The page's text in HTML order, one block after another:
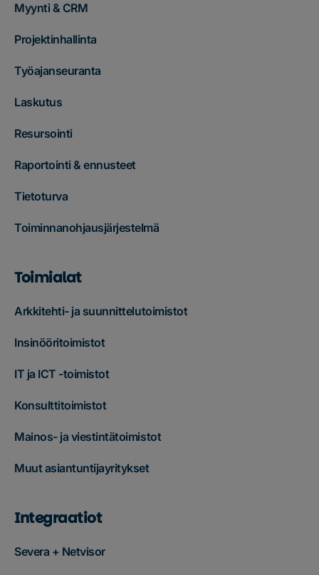
Myynti & CRM
Projektinhallinta
Työajanseuranta
Laskutus
Resursointi
Raportointi & ennusteet
Tietoturva
Toiminnanohjausjärjestelmä
Toimialat
Arkkitehti- ja suunnittelutoimistot
Insinööritoimistot
IT ja ICT -toimistot
Konsulttitoimistot
Mainos- ja viestintätoimistot
Muut asiantuntijayritykset
Integraatiot
Severa + Netvisor